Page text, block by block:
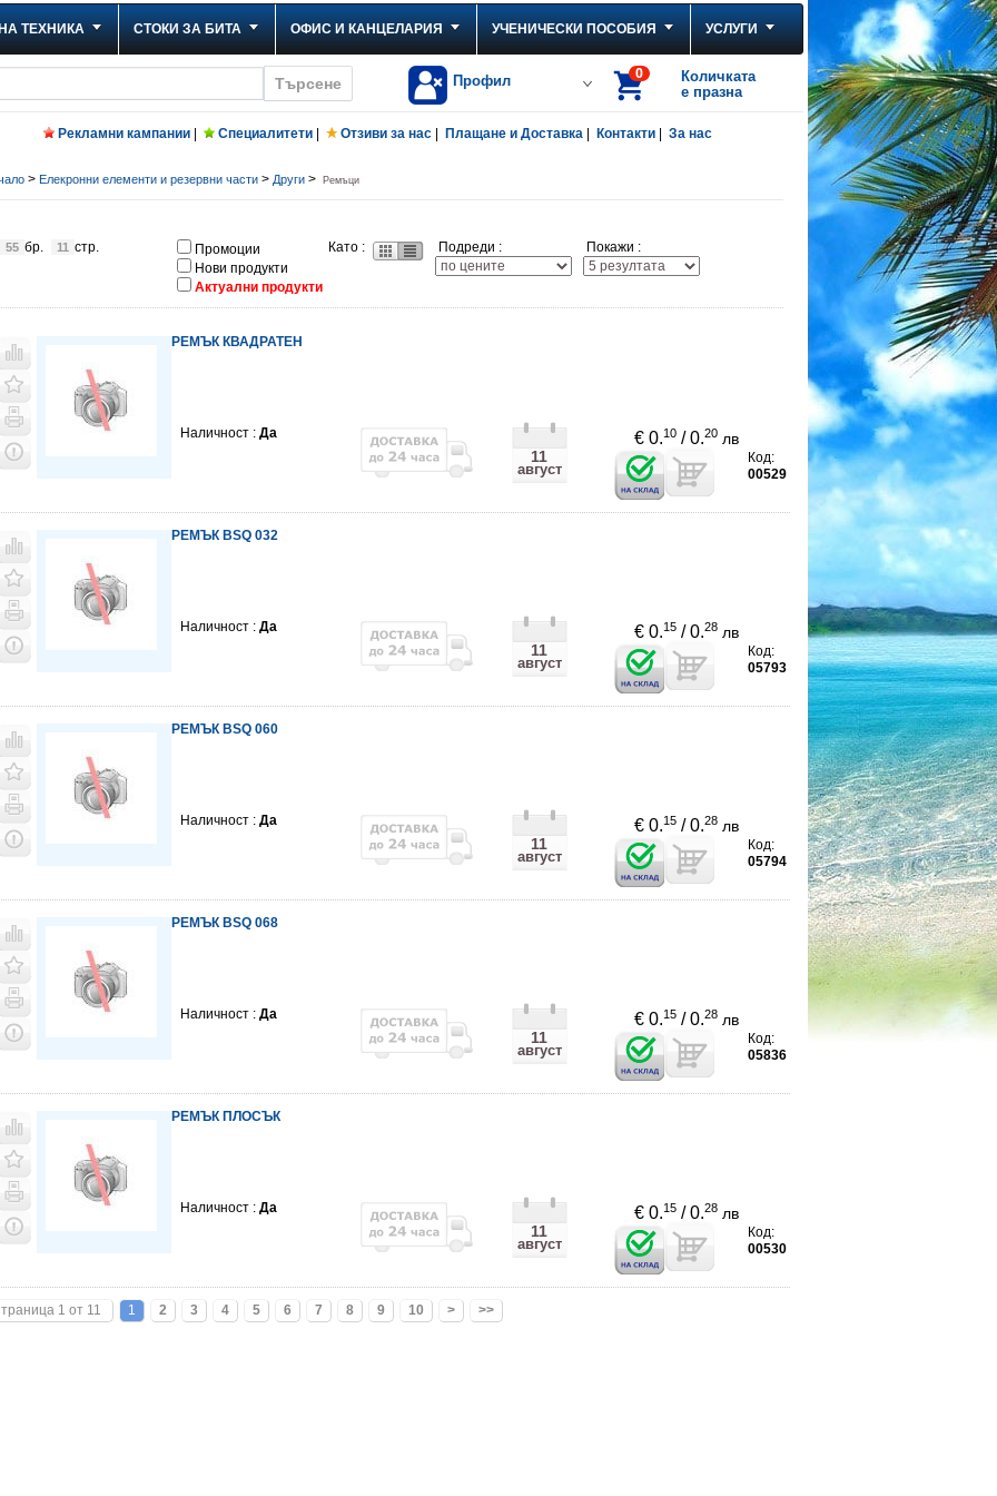
ТЕХНИКА СТОКИ ЗА БИТА ОФИС И КАНЦЕЛАРИЯ УЧЕНИЧЕСКИ ПОСОБИЯ УСЛУГИ
Профил 0
Количката
е празна
Рекламни кампании Специалитети Отзиви за нас Плащане и Доставка Контакти За нас
> Елекронни елементи и резервни части > Други > Ремъци
55 бр. 11 стр.
Промоции
Нови продукти
Актуални продукти
Като : Подреди : Покажи :
РЕМЪК КВАДРАТЕН
Наличност : Да
11
август
€ 0.10 / 0.20 лв
Код:
00529
РЕМЪК BSQ 032
Наличност : Да
11
август
€ 0.15 / 0.28 лв
Код:
05793
РЕМЪК BSQ 060
Наличност : Да
11
август
€ 0.15 / 0.28 лв
Код:
05794
РЕМЪК BSQ 068
Наличност : Да
11
август
€ 0.15 / 0.28 лв
Код:
05836
РЕМЪК ПЛОСЪК
Наличност : Да
11
август
€ 0.15 / 0.28 лв
Код:
00530
1 от 11 1 2 3 4 5 6 7 8 9 10 > >>